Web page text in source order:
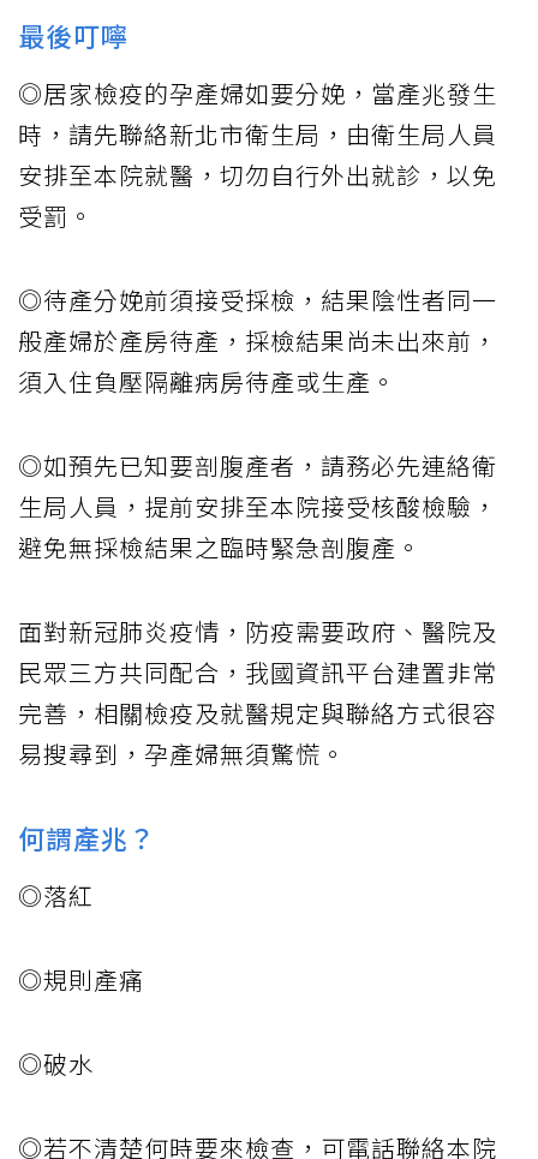
最後叮嚀
◎居家檢疫的孕產婦如要分娩，當產兆發生
時，請先聯絡新北市衛生局，由衛生局人員
安排至本院就醫，切勿自行外出就診，以免
受罰。
◎待產分娩前須接受採檢，結果陰性者同一
般產婦於產房待產，採檢結果尚未出來前，
須入住負壓隔離病房待產或生產。
◎如預先已知要剖腹產者，請務必先連絡衛
生局人員，提前安排至本院接受核酸檢驗，
避免無採檢結果之臨時緊急剖腹產。
面對新冠肺炎疫情，防疫需要政府、醫院及
民眾三方共同配合，我國資訊平台建置非常
完善，相關檢疫及就醫規定與聯絡方式很容
易搜尋到，孕產婦無須驚慌。
何謂產兆？
◎落紅
◎規則產痛
◎破水
◎若不清楚何時要來檢查，可電話聯絡本院